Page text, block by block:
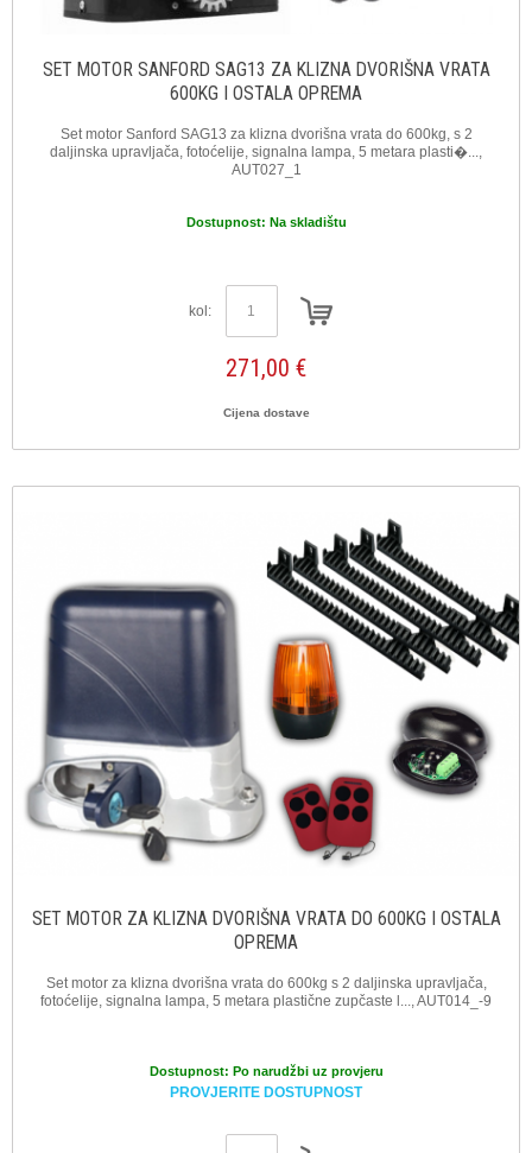
SET MOTOR SANFORD SAG13 ZA KLIZNA DVORIŠNA VRATA
600KG I OSTALA OPREMA
Set motor Sanford SAG13 za klizna dvorišna vrata do 600kg, s 2
daljinska upravljača, fotoćelije, signalna lampa, 5 metara plasti�...,
AUT027_1
Dostupnost: Na skladištu
kol:
271,00 €
Cijena dostave
SET MOTOR ZA KLIZNA DVORIŠNA VRATA DO 600KG I OSTALA
OPREMA
Set motor za klizna dvorišna vrata do 600kg s 2 daljinska upravljača,
fotoćelije, signalna lampa, 5 metara plastične zupčaste l..., AUT014_-9
Dostupnost: Po narudžbi uz provjeru
PROVJERITE DOSTUPNOST